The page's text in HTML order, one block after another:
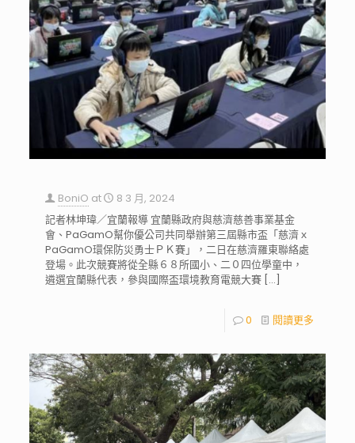
BoniO at
8 3 月, 2024
記者林坤瑋／宜蘭報導 宜蘭縣政府與慈濟慈善事業基金
會、PaGamO幫你優公司共同舉辦第三屆縣市盃「慈濟ｘ
PaGamO環保防災勇士ＰＫ賽」，二日在慈濟羅東聯絡處
登場。此次競賽將從全縣６８所國小、二０四位學童中，
遴選宜蘭縣代表，參與國際盃環境教育電競大賽[…]
0 閱讀更多